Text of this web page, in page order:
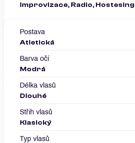
Improvizace, Radio, Hostesing
Postava
Atletická
Barva očí
Modrá
Délka vlasů
Dlouhé
Střih vlasů
Klasický
Typ vlasů